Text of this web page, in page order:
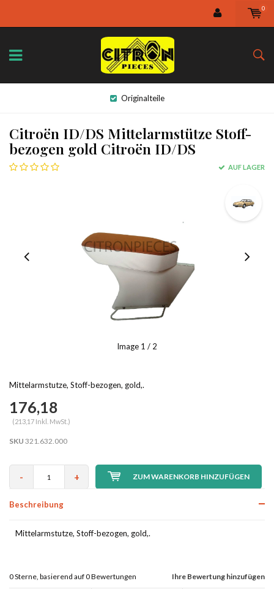
0
Originalteile
Citroën ID/DS Mittelarmstütze Stoff-
bezogen gold Citroën ID/DS
AUF LAGER
Image 1 / 2
Mittelarmstutze, Stoff-bezogen, gold,.
176,18
(213,17 Inkl. MwSt.)
SKU 321.632.000
- + ZUM WARENKORB HINZUFÜGEN
Beschreibung
Mittelarmstutze, Stoff-bezogen, gold,.
Ihre Bewertung hinzufügen
0Sterne, basierend auf0Bewertungen